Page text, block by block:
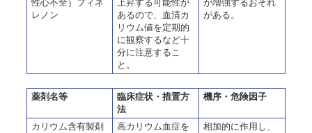
性心不全）フィネ
レノン
上昇する可能性が
あるので、血清カ
リウム値を定期的
に観察するなど十
分に注意するこ
と。
が増強するおそれ
がある。
薬剤名等
臨床症状・措置方
法
機序・危険因子
カリウム含有製剤
高カリウム血症を
相加的に作用し、